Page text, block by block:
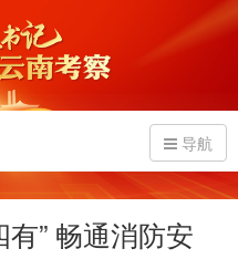
导航
” 畅通消防安